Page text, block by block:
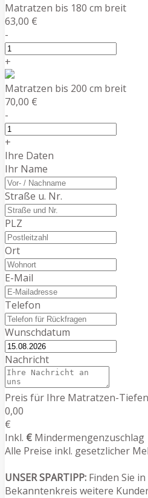
Matratzen bis 180 cm breit
63,00 €
-
+
Matratzen bis 200 cm breit
70,00 €
-
+
Ihre Daten
Ihr Name
Straße u. Nr.
PLZ
Ort
E-Mail
Telefon
Wunschdatum
Nachricht
Preis für Ihre Matratzen-
0,00
€
Inkl. € Mindermengenzuschlag
Alle Preise inkl. gesetzlicher
UNSER SPARTIPP: Finden Sie
Bekanntenkreis weitere